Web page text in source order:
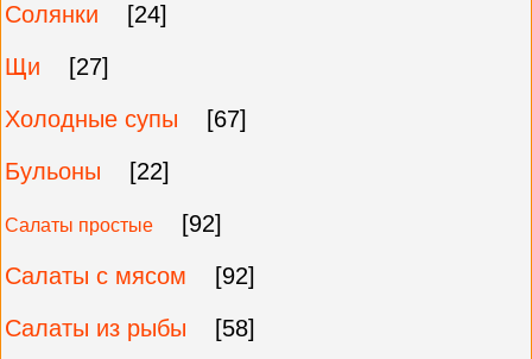
Солянки
[24]
Щи
[27]
Холодные супы
[67]
Бульоны
[22]
Салаты простые
[92]
Салаты с мясом
[92]
Салаты из рыбы
[58]